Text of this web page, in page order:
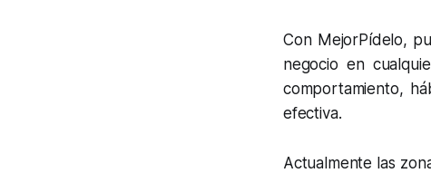
Con MejorPídelo,
negocio en
comportamiento,
efectiva.
Actualmente las